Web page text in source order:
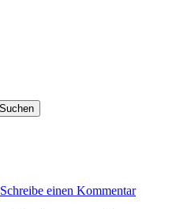
Schreibe einen Kommentar